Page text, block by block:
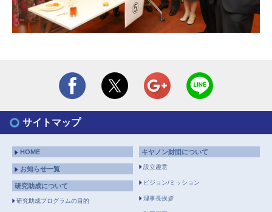
サイトマップ
HOME
お知らせ一覧
研究助成について
研究助成プログラムの目的
キヤノン財団について
設立趣意
ビジョン/ミッション
理事長挨拶